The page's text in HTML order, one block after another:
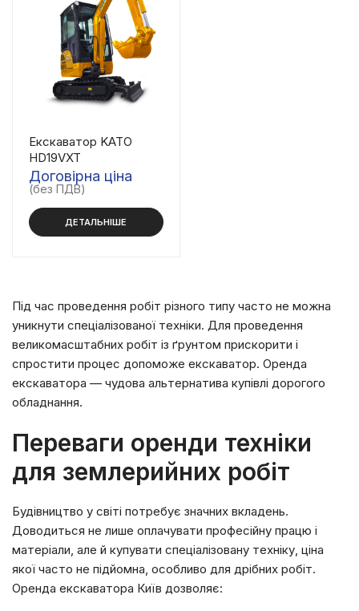
Екскаватор KATO
HD19VXT
Договірна ціна
(без ПДВ)
ДЕТАЛЬНІШЕ
Під час проведення робіт різного типу часто не можна
уникнути спеціалізованої техніки. Для проведення
великомасштабних робіт із ґрунтом прискорити і
спростити процес допоможе екскаватор. Оренда
екскаватора — чудова альтернатива купівлі дорогого
обладнання.
Переваги оренди техніки
для землерийних робіт
Будівництво у світі потребує значних вкладень.
Доводиться не лише оплачувати професійну працю і
матеріали, але й купувати спеціалізовану техніку, ціна
якої часто не підйомна, особливо для дрібних робіт.
Оренда екскаватора Київ дозволяє: